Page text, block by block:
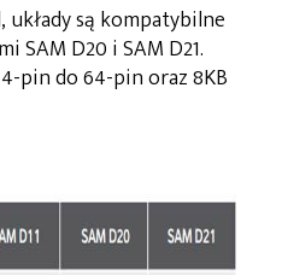
układy są kompatybilne
SAM D20 i SAM D21.
pin do 64-pin oraz 8KB